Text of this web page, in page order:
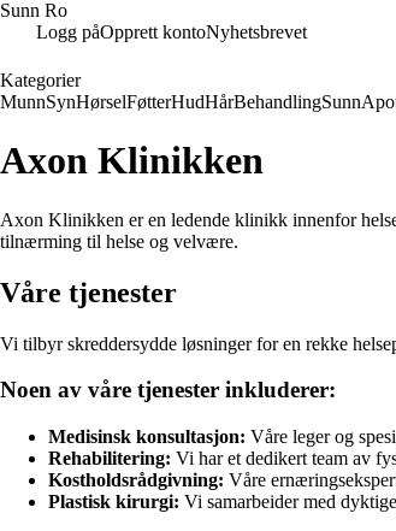
Sunn Ro
Logg påOpprett kontoNyhetsbrevet
Kategorier
MunnSynHørselFøtterHudHårBehandlingSunn
Axon Klinikken
Axon Klinikken er en ledende klinikk innenfor
tilnærming til helse og velvære.
Våre tjenester
Vi tilbyr skreddersydde løsninger for en rekke
Noen av våre tjenester inkluderer:
Medisinsk konsultasjon: Våre leger og
Rehabilitering: Vi har et dedikert team av
Kostholdsrådgivning: Våre
Plastisk kirurgi: Vi samarbeider med